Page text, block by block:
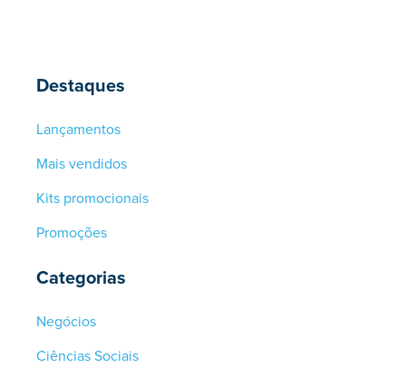
Destaques
Lançamentos
Mais vendidos
Kits promocionais
Promoções
Categorias
Negócios
Ciências Sociais